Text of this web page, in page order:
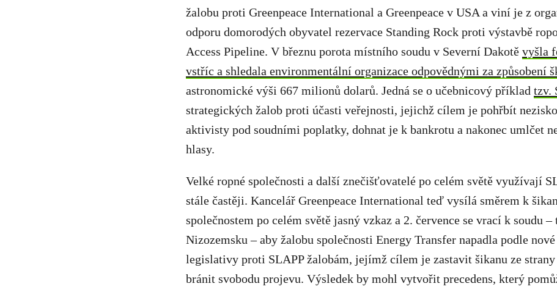
žalobu proti Greenpeace International a Greenpeace v USA a viní je z
odporu domorodých obyvatel rezervace Standing Rock proti výstavbě
Access Pipeline. V březnu porota místního soudu v Severní Dakotě vyšla
vstříc a shledala environmentální organizace odpovědnými za způsobení
astronomické výši 667 milionů dolarů. Jedná se o učebnicový příklad tzv.
strategických žalob proti účasti veřejnosti, jejichž cílem je pohřbít
aktivisty pod soudními poplatky, dohnat je k bankrotu a nakonec umlčet
hlasy.
Velké ropné společnosti a další znečišťovatelé po celém světě využívají
stále častěji. Kancelář Greenpeace International teď vysílá směrem k
společnostem po celém světě jasný vzkaz a 2. července se vrací k soudu
Nizozemsku – aby žalobu společnosti Energy Transfer napadla podle
legislativy proti SLAPP žalobám, jejímž cílem je zastavit šikanu ze
bránit svobodu projevu. Výsledek by mohl vytvořit precedens, který